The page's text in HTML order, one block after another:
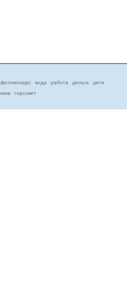
фотоконкурс вода работа деньги
дети
горсовет